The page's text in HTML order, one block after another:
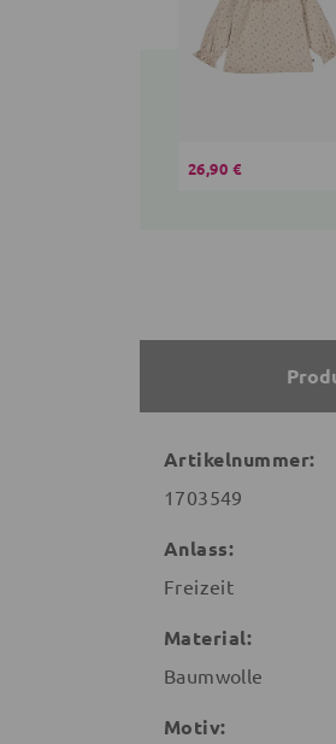
26,90 €
Artikelnummer:
1703549
Anlass:
Freizeit
Material:
Baumwolle
Motiv: